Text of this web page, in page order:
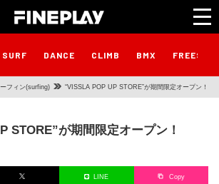
SURF DANCE CLIMB BMX
フィン(surfing) “VISSLA POP UP STORE”が期間限定オープン！
POP UP STORE”が期間限定オープン！
LINE Copy